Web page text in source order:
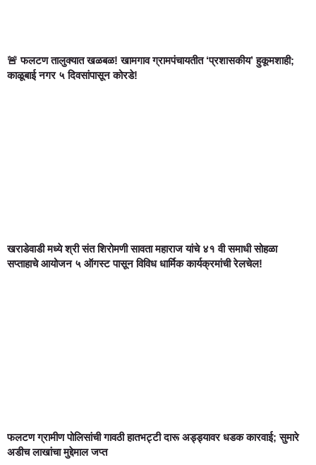
🚨 फलटण तालुक्यात खळबळ! खामगाव ग्रामपंचायतीत ‘प्रशासकीय’ हुकूमशाही;
काळूबाई नगर ५ दिवसांपासून कोरडे!
खराडेवाडी मध्ये श्री संत शिरोमणी सावता महाराज यांचे ४१ वी समाधी सोहळा
सप्ताहाचे आयोजन ५ ऑगस्ट पासून विविध धार्मिक कार्यक्रमांची रेलचेल!
फलटण ग्रामीण पोलिसांची गावठी हातभट्टी दारू अड्ड्यावर धडक कारवाई; सुमारे
अडीच लाखांचा मुद्देमाल जप्त